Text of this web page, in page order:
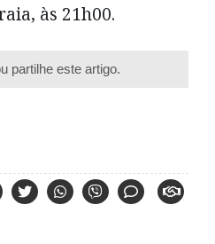
às 21h00.
partilhe este artigo.